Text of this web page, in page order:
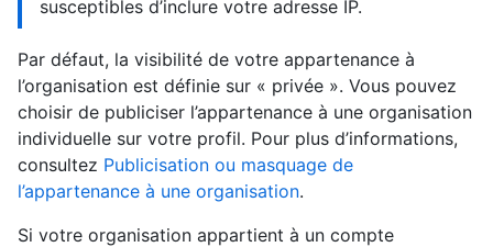
susceptibles d’inclure votre adresse IP.
Par défaut, la visibilité de votre appartenance à
l’organisation est définie sur « privée ». Vous pouvez
choisir de publiciser l’appartenance à une organisation
individuelle sur votre profil. Pour plus d’informations,
consultez Publicisation ou masquage de
l’appartenance à une organisation.
Si votre organisation appartient à un compte